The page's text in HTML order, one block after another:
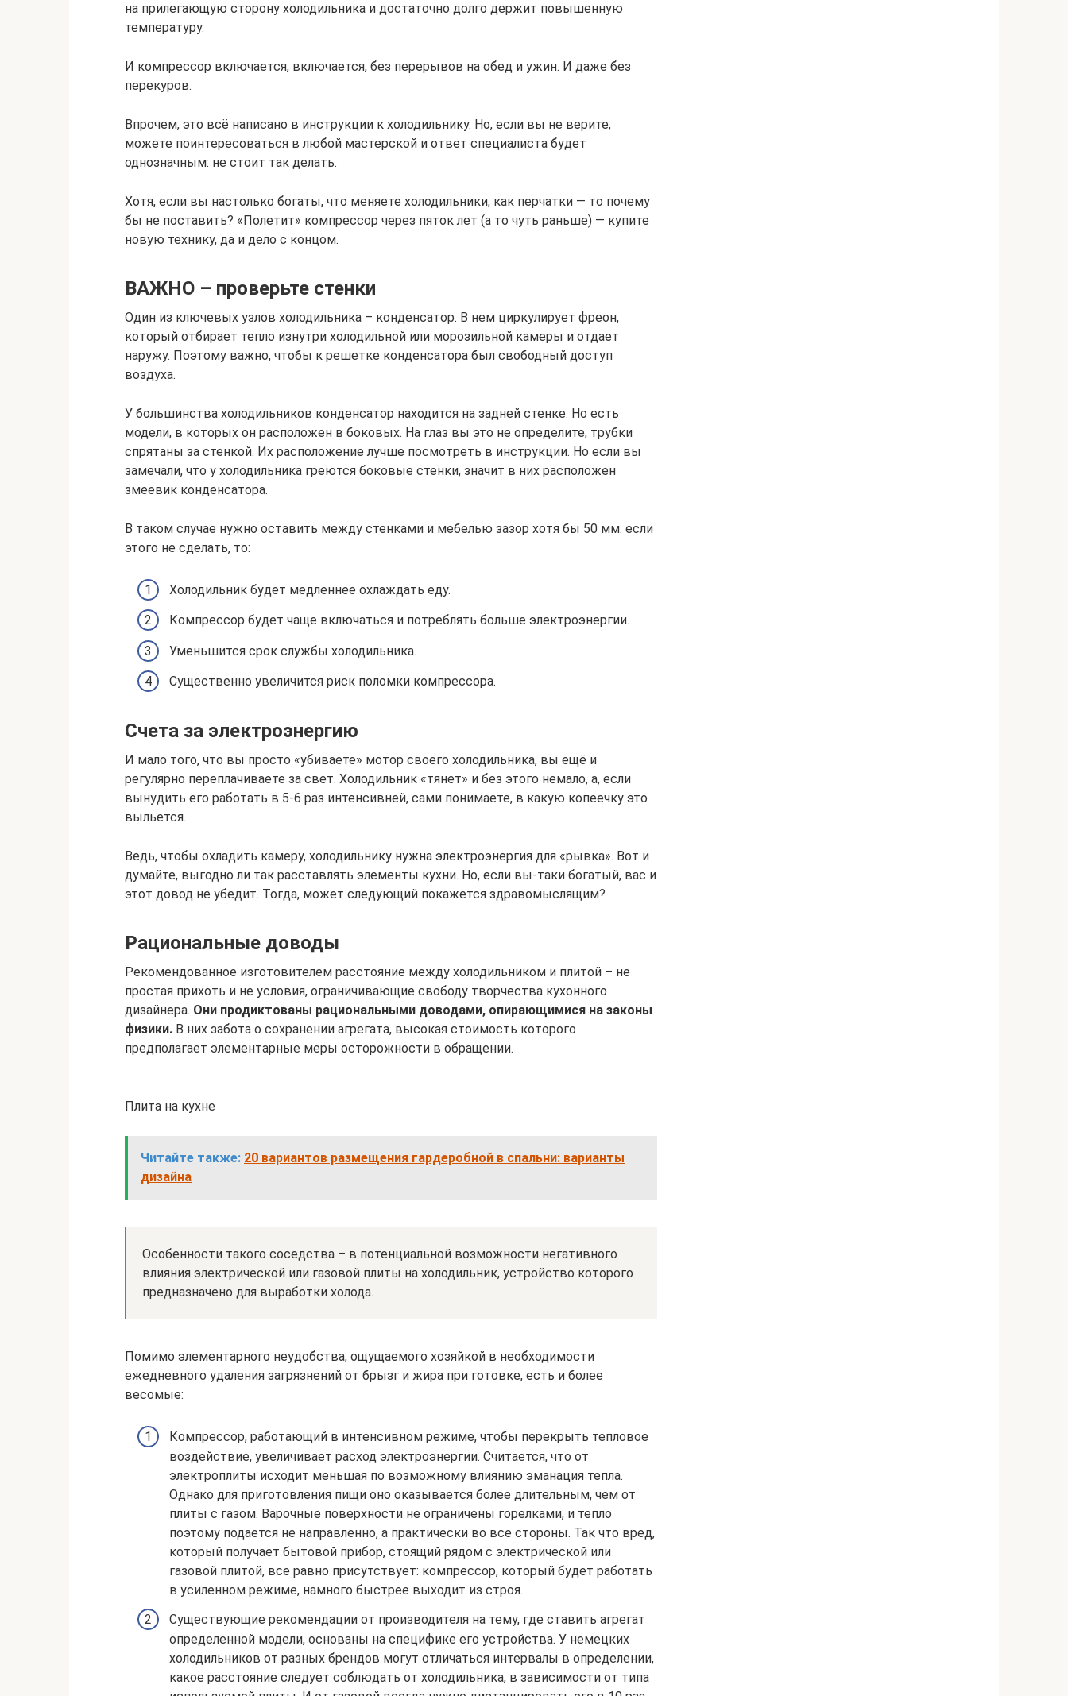
на прилегающую сторону холодильника и достаточно долго держит повышенную
температуру.
И компрессор включается, включается, без перерывов на обед и ужин. И даже без
перекуров.
Впрочем, это всё написано в инструкции к холодильнику. Но, если вы не верите,
можете поинтересоваться в любой мастерской и ответ специалиста будет
однозначным: не стоит так делать.
Хотя, если вы настолько богаты, что меняете холодильники, как перчатки — то почему
бы не поставить? «Полетит» компрессор через пяток лет (а то чуть раньше) — купите
новую технику, да и дело с концом.
ВАЖНО – проверьте стенки
Один из ключевых узлов холодильника – конденсатор. В нем циркулирует фреон,
который отбирает тепло изнутри холодильной или морозильной камеры и отдает
наружу. Поэтому важно, чтобы к решетке конденсатора был свободный доступ
воздуха.
У большинства холодильников конденсатор находится на задней стенке. Но есть
модели, в которых он расположен в боковых. На глаз вы это не определите, трубки
спрятаны за стенкой. Их расположение лучше посмотреть в инструкции. Но если вы
замечали, что у холодильника греются боковые стенки, значит в них расположен
змеевик конденсатора.
В таком случае нужно оставить между стенками и мебелью зазор хотя бы 50 мм. если
этого не сделать, то:
Холодильник будет медленнее охлаждать еду.
Компрессор будет чаще включаться и потреблять больше электроэнергии.
Уменьшится срок службы холодильника.
Существенно увеличится риск поломки компрессора.
Счета за электроэнергию
И мало того, что вы просто «убиваете» мотор своего холодильника, вы ещё и
регулярно переплачиваете за свет. Холодильник «тянет» и без этого немало, а, если
вынудить его работать в 5-6 раз интенсивней, сами понимаете, в какую копеечку это
выльется.
Ведь, чтобы охладить камеру, холодильнику нужна электроэнергия для «рывка». Вот и
думайте, выгодно ли так расставлять элементы кухни. Но, если вы-таки богатый, вас и
этот довод не убедит. Тогда, может следующий покажется здравомыслящим?
Рациональные доводы
Рекомендованное изготовителем расстояние между холодильником и плитой – не
простая прихоть и не условия, ограничивающие свободу творчества кухонного
дизайнера. Они продиктованы рациональными доводами, опирающимися на законы
физики. В них забота о сохранении агрегата, высокая стоимость которого
предполагает элементарные меры осторожности в обращении.
Плита на кухне
Читайте также: 20 вариантов размещения гардеробной в спальни: варианты
дизайна
Особенности такого соседства – в потенциальной возможности негативного
влияния электрической или газовой плиты на холодильник, устройство которого
предназначено для выработки холода.
Помимо элементарного неудобства, ощущаемого хозяйкой в необходимости
ежедневного удаления загрязнений от брызг и жира при готовке, есть и более
весомые:
Компрессор, работающий в интенсивном режиме, чтобы перекрыть тепловое
воздействие, увеличивает расход электроэнергии. Считается, что от
электроплиты исходит меньшая по возможному влиянию эманация тепла.
Однако для приготовления пищи оно оказывается более длительным, чем от
плиты с газом. Варочные поверхности не ограничены горелками, и тепло
поэтому подается не направленно, а практически во все стороны. Так что вред,
который получает бытовой прибор, стоящий рядом с электрической или
газовой плитой, все равно присутствует: компрессор, который будет работать
в усиленном режиме, намного быстрее выходит из строя.
Существующие рекомендации от производителя на тему, где ставить агрегат
определенной модели, основаны на специфике его устройства. У немецких
холодильников от разных брендов могут отличаться интервалы в определении,
какое расстояние следует соблюдать от холодильника, в зависимости от типа